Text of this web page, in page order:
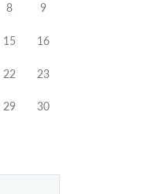
8 9
15 16
22 23
29 30